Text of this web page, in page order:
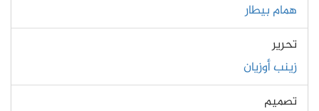
همام بيطار
تحرير
زينب أوزيان
تصميم